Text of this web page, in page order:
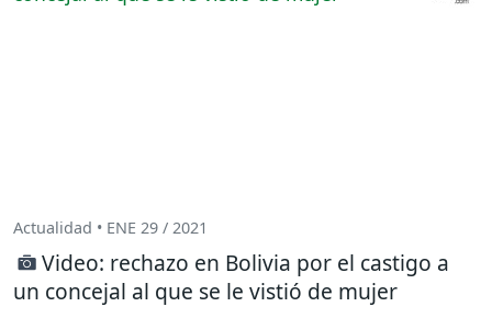
Actualidad • ENE 29 / 2021
Video: rechazo en Bolivia por el castigo a
un concejal al que se le vistió de mujer